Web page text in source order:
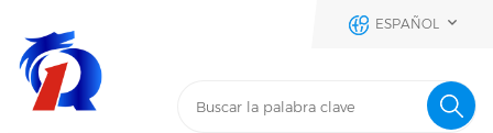
ESPAÑOL